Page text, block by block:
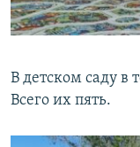
В детском саду в
Всего их пять.